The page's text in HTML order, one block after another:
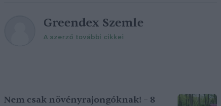
Greendex Szemle
A szerző további cikkei
Nem csak növényrajongóknak! – 8